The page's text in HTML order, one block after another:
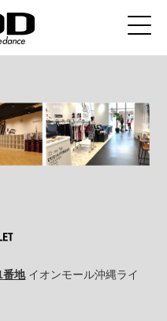
番地イオンモール沖縄ライ